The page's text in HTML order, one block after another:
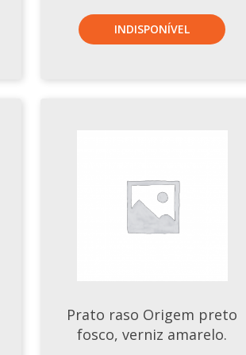
INDISPONÍVEL
Prato raso Origem preto
fosco, verniz amarelo.